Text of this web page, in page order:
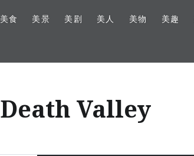
美食 美景 美剧 美人 美物 美趣
Death Valley